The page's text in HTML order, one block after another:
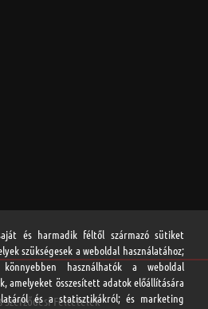
Szerződési Feltételek
és harmadik féltől származó sütiket
szükségesek a weboldal használatához;
használhatók a weboldal
amelyeket összesített adatok előállítására
és a statisztikákról; és marketing